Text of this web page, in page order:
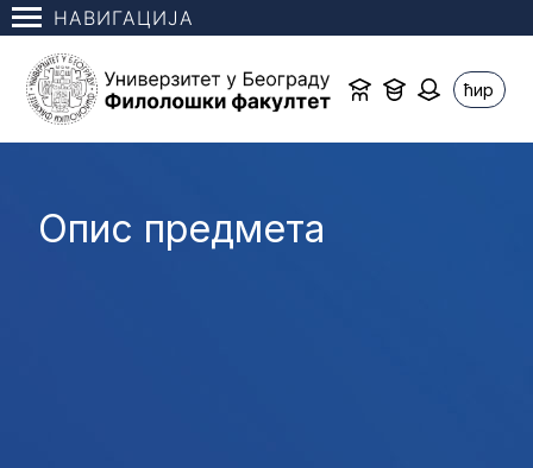
НАВИГАЦИЈА
ћир
Опис предмета